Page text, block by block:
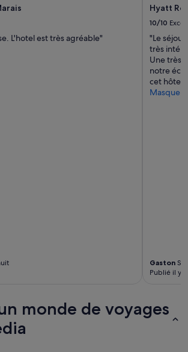
L'hotel est très agréable"
Hyatt
10/10
"Le
très
Une très
notre
cet hôtel
Masquer
Gaston
Publié il y
monde de voyages